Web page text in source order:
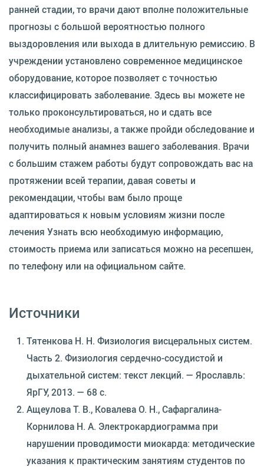
ранней стадии, то врачи дают вполне положительные
прогнозы с большой вероятностью полного
выздоровления или выхода в длительную ремиссию. В
учреждении установлено современное медицинское
оборудование, которое позволяет с точностью
классифицировать заболевание. Здесь вы можете не
только проконсультироваться, но и сдать все
необходимые анализы, а также пройди обследование и
получить полный анамнез вашего заболевания. Врачи
с большим стажем работы будут сопровождать вас на
протяжении всей терапии, давая советы и
рекомендации, чтобы вам было проще
адаптироваться к новым условиям жизни после
лечения Узнать всю необходимую информацию,
стоимость приема или записаться можно на ресепшен,
по телефону или на официальном сайте.
Источники
Тятенкова Н. Н. Физиология висцеральных систем.
Часть 2. Физиология сердечно-сосудистой и
дыхательной систем: текст лекций. — Ярославль:
ЯрГУ, 2013. — 68 с.
Ащеулова Т. В., Ковалева О. Н., Сафаргалина-
Корнилова Н. А. Электрокардиограмма при
нарушении проводимости миокарда: методические
указания к практическим занятиям студентов по